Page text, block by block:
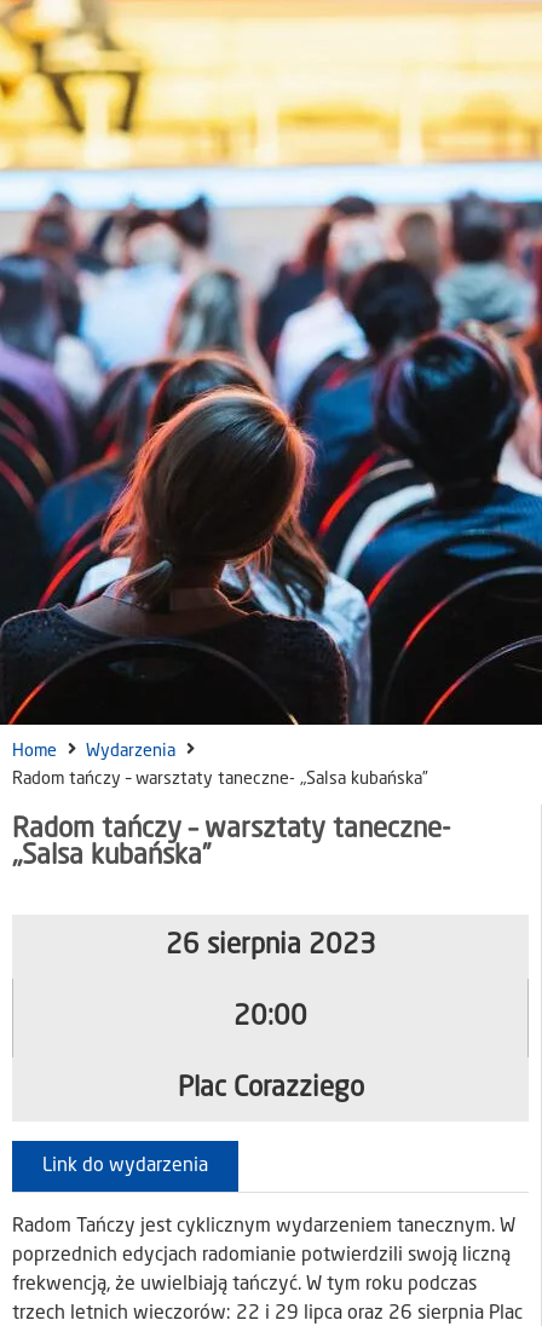
Home
Wydarzenia
Radom tańczy – warsztaty taneczne- „Salsa kubańska”
Radom tańczy – warsztaty taneczne-
„Salsa kubańska”
26 sierpnia 2023
20:00
Plac Corazziego
Link do wydarzenia
Radom Tańczy jest cyklicznym wydarzeniem tanecznym. W
poprzednich edycjach radomianie potwierdzili swoją liczną
frekwencją, że uwielbiają tańczyć. W tym roku podczas
trzech letnich wieczorów: 22 i 29 lipca oraz 26 sierpnia Plac